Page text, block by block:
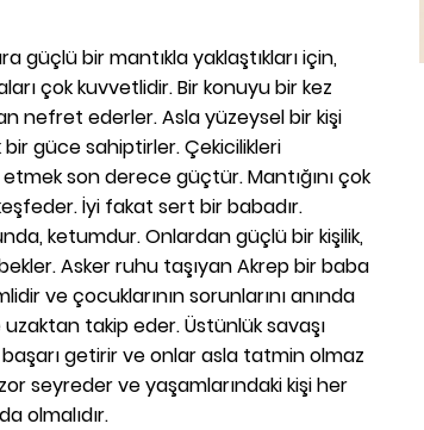
güçlü bir mantıkla yaklaştıkları için,
çok kuvvetlidir. Bir konuyu bir kez
nefret ederler. Asla yüzeysel bir kişi
güce sahiptirler. Çekicilikleri
son derece güçtür. Mantığını çok
İyi fakat sert bir babadır.
ketumdur. Onlardan güçlü bir kişilik,
Asker ruhu taşıyan Akrep bir baba
ve çocuklarının sorunlarını anında
uzaktan takip eder. Üstünlük savaşı
getirir ve onlar asla tatmin olmaz
seyreder ve yaşamlarındaki kişi her
olmalıdır.